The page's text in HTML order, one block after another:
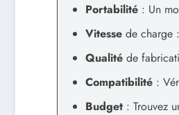
Portabilité : Un
Vitesse de charge
Qualité de
Compatibilité :
Budget : Trouvez